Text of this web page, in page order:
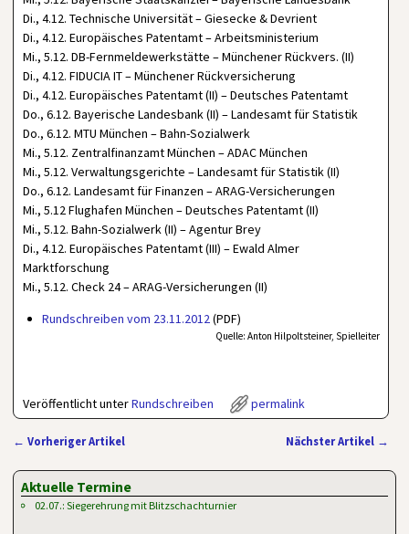
Di., 4.12. Technische Universität – Giesecke & Devrient
Di., 4.12. Europäisches Patentamt – Arbeitsministerium
Mi., 5.12. DB-Fernmeldewerkstätte – Münchener Rückvers. (II)
Di., 4.12. FIDUCIA IT – Münchener Rückversicherung
Di., 4.12. Europäisches Patentamt (II) – Deutsches Patentamt
Do., 6.12. Bayerische Landesbank (II) – Landesamt für Statistik
Do., 6.12. MTU München – Bahn-Sozialwerk
Mi., 5.12. Zentralfinanzamt München – ADAC München
Mi., 5.12. Verwaltungsgerichte – Landesamt für Statistik (II)
Do., 6.12. Landesamt für Finanzen – ARAG-Versicherungen
Mi., 5.12 Flughafen München – Deutsches Patentamt (II)
Mi., 5.12. Bahn-Sozialwerk (II) – Agentur Brey
Di., 4.12. Europäisches Patentamt (III) – Ewald Almer
Marktforschung
Mi., 5.12. Check 24 – ARAG-Versicherungen (II)
Rundschreiben vom 23.11.2012(PDF)
Quelle: Anton Hilpoltsteiner, Spielleiter
Veröffentlicht unterRundschreiben permalink
← Vorheriger Artikel Nächster Artikel →
Aktuelle Termine
02.07.: Siegerehrung mit Blitzschachturnier